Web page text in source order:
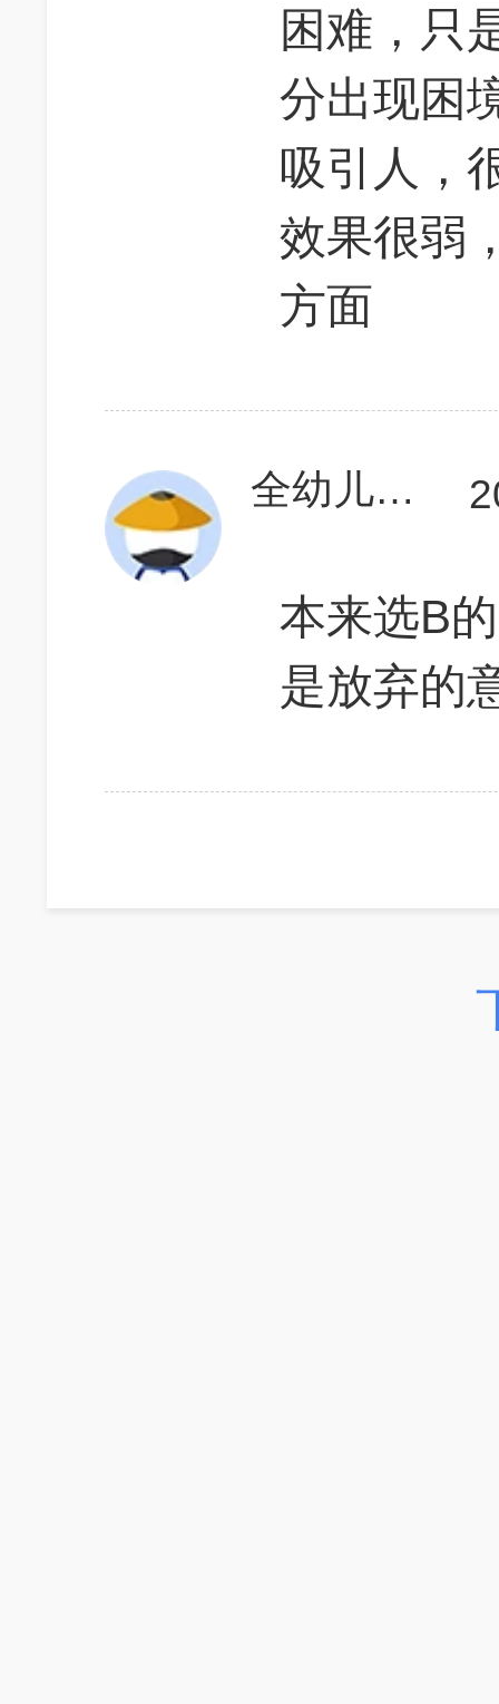
困难，只
分出现困
吸引人，
效果很弱
方面
全幼儿园最可爱aa
本来选B
是放弃的